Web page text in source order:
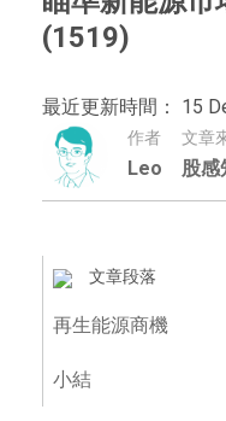
(1519)
最近更新時間： 15
作者
Leo
文章
股感
文章段落
再生能源商機
小結